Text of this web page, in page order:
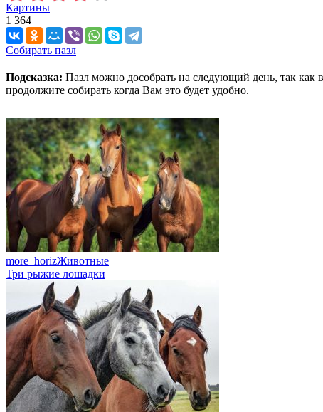
Картины
1 364
Собирать пазл
Подсказка: Пазл можно дособрать на следующий день, так как
продолжите собирать когда Вам это будет удобно.
more_horizЖивотные
Три рыжие лошадки